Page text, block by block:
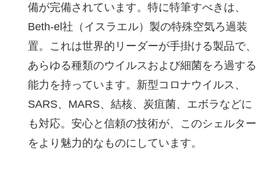
備が完備されています。特に特筆すべきは、
Beth-el社（イスラエル）製の特殊空気ろ過装
置。これは世界的リーダーが手掛ける製品で、
あらゆる種類のウイルスおよび細菌をろ過する
能力を持っています。新型コロナウイルス、
SARS、MARS、結核、炭疽菌、エボラなどに
も対応。安心と信頼の技術が、このシェルター
をより魅力的なものにしています。